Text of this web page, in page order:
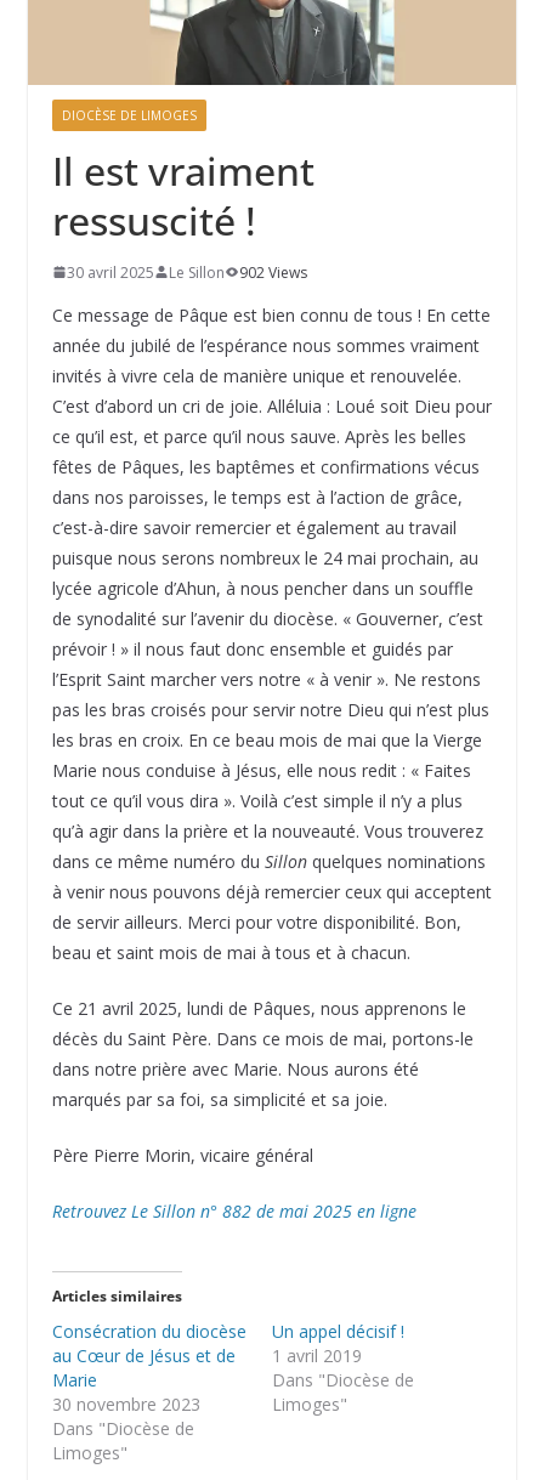
DIOCÈSE DE LIMOGES
Il est vraiment
ressuscité !
30 avril 2025 Le Sillon 902 Views
Ce message de Pâque est bien connu de tous ! En cette
année du jubilé de l’espérance nous sommes vraiment
invités à vivre cela de manière unique et renouvelée.
C’est d’abord un cri de joie. Alléluia : Loué soit Dieu pour
ce qu’il est, et parce qu’il nous sauve. Après les belles
fêtes de Pâques, les baptêmes et confirmations vécus
dans nos paroisses, le temps est à l’action de grâce,
c’est-à-dire savoir remercier et également au travail
puisque nous serons nombreux le 24 mai prochain, au
lycée agricole d’Ahun, à nous pencher dans un souffle
de synodalité sur l’avenir du diocèse. « Gouverner, c’est
prévoir ! » il nous faut donc ensemble et guidés par
l’Esprit Saint marcher vers notre « à venir ». Ne restons
pas les bras croisés pour servir notre Dieu qui n’est plus
les bras en croix. En ce beau mois de mai que la Vierge
Marie nous conduise à Jésus, elle nous redit : « Faites
tout ce qu’il vous dira ». Voilà c’est simple il n’y a plus
qu’à agir dans la prière et la nouveauté. Vous trouverez
dans ce même numéro du Sillonquelques nominations
à venir nous pouvons déjà remercier ceux qui acceptent
de servir ailleurs. Merci pour votre disponibilité. Bon,
beau et saint mois de mai à tous et à chacun.
Ce 21 avril 2025, lundi de Pâques, nous apprenons le
décès du Saint Père. Dans ce mois de mai, portons-le
dans notre prière avec Marie. Nous aurons été
marqués par sa foi, sa simplicité et sa joie.
Père Pierre Morin, vicaire général
Retrouvez Le Sillon n° 882 de mai 2025 en ligne
Articles similaires
Consécration du diocèse
au Cœur de Jésus et de
Marie
30 novembre 2023
Dans "Diocèse de
Limoges"
Un appel décisif !
1 avril 2019
Dans "Diocèse de
Limoges"